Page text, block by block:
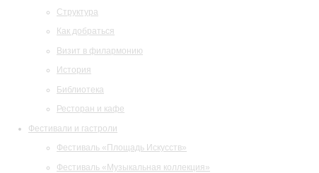
Структура
Как добраться
Визит в филармонию
История
Библиотека
Ресторан и кафе
Фестивали и гастроли
Фестиваль «Площадь Искусств»
Фестиваль «Музыкальная коллекция»